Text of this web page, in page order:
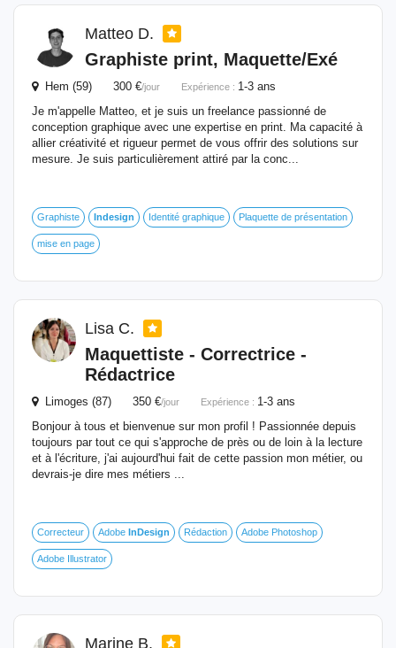
Matteo D.
Graphiste print, Maquette/Exé
Hem (59) 300 €/jour Expérience : 1-3 ans
Je m'appelle Matteo, et je suis un freelance passionné de
conception graphique avec une expertise en print. Ma capacité à
allier créativité et rigueur permet de vous offrir des solutions sur
mesure. Je suis particulièrement attiré par la conc...
Graphiste Indesign Identité graphique Plaquette de présentation
mise en page
Lisa C.
Maquettiste - Correctrice -
Rédactrice
Limoges (87) 350 €/jour Expérience : 1-3 ans
Bonjour à tous et bienvenue sur mon profil ! Passionnée depuis
toujours par tout ce qui s'approche de près ou de loin à la lecture
et à l'écriture, j'ai aujourd'hui fait de cette passion mon métier, ou
devrais-je dire mes métiers ...
Correcteur Adobe InDesign Rédaction Adobe Photoshop
Adobe Illustrator
Marine B.